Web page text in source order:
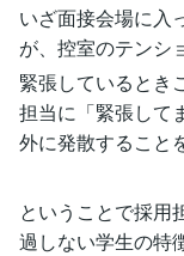
いざ面接会場に入
が、控室のテンシ
緊張しているとき
担当に「緊張して
外に発散すること
ということで採用
過しない学生の特